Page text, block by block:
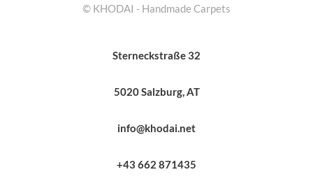
© KHODAI - Handmade Carpets
Sterneckstraße 32
5020 Salzburg, AT
info@khodai.net
+43 662 871435